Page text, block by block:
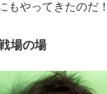
もやってきたのだ！
場の場